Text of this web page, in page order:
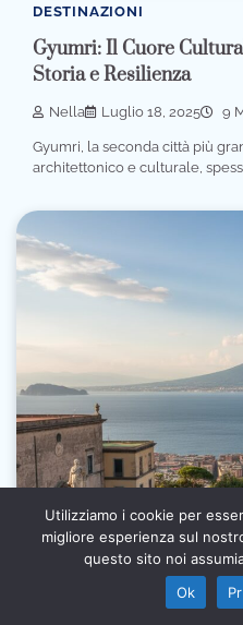
DESTINAZIONI
Gyumri: Il Cuore
Storia e Resilienza
Nella Luglio 18, 2025 9
Gyumri, la seconda città più
architettonico e culturale,
Informativa sull’intelligenza
di questo sito sono prodotti
automatici e revisionati prima
Act, Regolamento UE
Utilizziamo i cookie per
migliore esperienza sul
questo sito noi
Ok